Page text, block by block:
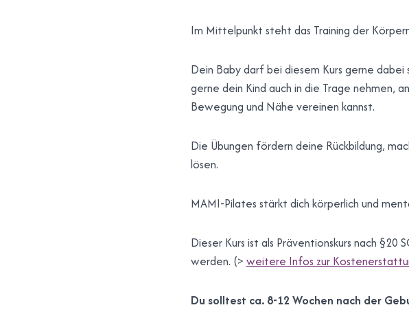
Im Mittelpunkt steht das Training der
Dein Baby darf bei diesem Kurs gerne
gerne dein Kind auch in die Trage nehmen,
Bewegung und Nähe vereinen kannst.
Die Übungen fördern deine Rückbildung,
lösen.
MAMI-Pilates stärkt dich körperlich und
Dieser Kurs ist als Präventionskurs nach §20
werden. (> weitere Infos zur
Du solltest ca. 8-12 Wochen nach der